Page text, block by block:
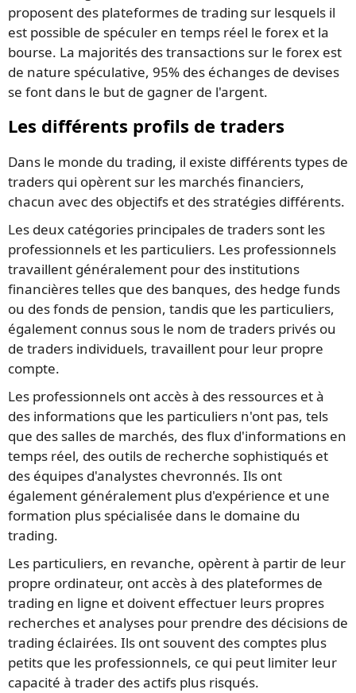
proposent des plateformes de trading sur lesquels il
est possible de spéculer en temps réel le forex et la
bourse. La majorités des transactions sur le forex est
de nature spéculative, 95% des échanges de devises
se font dans le but de gagner de l'argent.
Les différents profils de traders
Dans le monde du trading, il existe différents types de
traders qui opèrent sur les marchés financiers,
chacun avec des objectifs et des stratégies différents.
Les deux catégories principales de traders sont les
professionnels et les particuliers. Les professionnels
travaillent généralement pour des institutions
financières telles que des banques, des hedge funds
ou des fonds de pension, tandis que les particuliers,
également connus sous le nom de traders privés ou
de traders individuels, travaillent pour leur propre
compte.
Les professionnels ont accès à des ressources et à
des informations que les particuliers n'ont pas, tels
que des salles de marchés, des flux d'informations en
temps réel, des outils de recherche sophistiqués et
des équipes d'analystes chevronnés. Ils ont
également généralement plus d'expérience et une
formation plus spécialisée dans le domaine du
trading.
Les particuliers, en revanche, opèrent à partir de leur
propre ordinateur, ont accès à des plateformes de
trading en ligne et doivent effectuer leurs propres
recherches et analyses pour prendre des décisions de
trading éclairées. Ils ont souvent des comptes plus
petits que les professionnels, ce qui peut limiter leur
capacité à trader des actifs plus risqués.